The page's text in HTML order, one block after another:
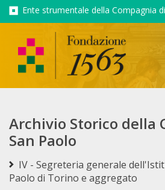
Ente strumentale della Compagnia
Archivio Storico della
San Paolo
IV - Segreteria generale
Paolo di Torino e aggregato